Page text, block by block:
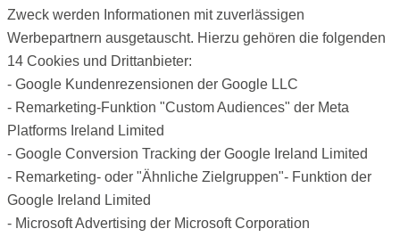
Zweck werden Informationen mit zuverlässigen
Werbepartnern ausgetauscht. Hierzu gehören die folgenden
14 Cookies und Drittanbieter:
- Google Kundenrezensionen der Google LLC
- Remarketing-Funktion "Custom Audiences" der Meta
Platforms Ireland Limited
- Google Conversion Tracking der Google Ireland Limited
- Remarketing- oder "Ähnliche Zielgruppen"- Funktion der
Google Ireland Limited
- Microsoft Advertising der Microsoft Corporation